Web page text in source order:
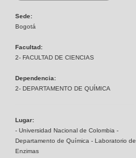
Sede:
Bogotá
Facultad:
2- FACULTAD DE CIENCIAS
Dependencia:
2- DEPARTAMENTO DE QUÍMICA
Lugar:
- Universidad Nacional de Colombia -
Departamento de Química - Laboratorio de
Enzimas